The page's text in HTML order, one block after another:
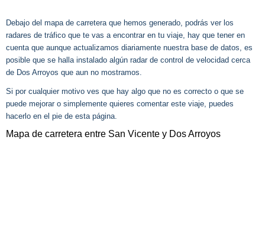
Debajo del mapa de carretera que hemos generado, podrás ver los
radares de tráfico que te vas a encontrar en tu viaje, hay que tener en
cuenta que aunque actualizamos diariamente nuestra base de datos, es
posible que se halla instalado algún radar de control de velocidad cerca
de Dos Arroyos que aun no mostramos.
Si por cualquier motivo ves que hay algo que no es correcto o que se
puede mejorar o simplemente quieres comentar este viaje, puedes
hacerlo en el pie de esta página.
Mapa de carretera entre San Vicente y Dos Arroyos